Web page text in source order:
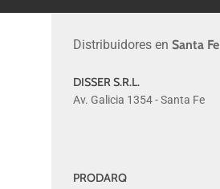
Distribuidores en Santa Fe
DISSER
S.R.L.
DISSER S.R.L.
Av. Galicia 1354 - Santa Fe
PRODARQ
PRODARQ